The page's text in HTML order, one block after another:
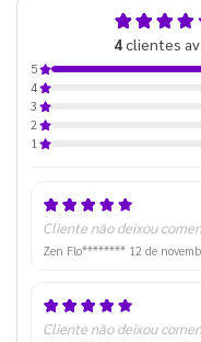
4clientes
5
4
3
2
1
Cliente não deixou
Zen Flo******** 12 de
Cliente não deixou